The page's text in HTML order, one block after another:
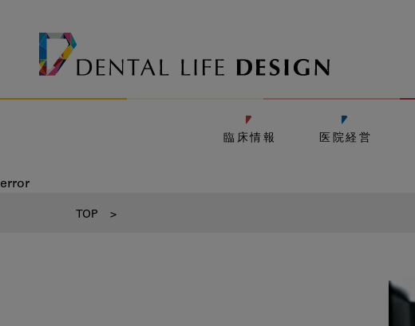
臨床情報 医院経営
error
TOP >